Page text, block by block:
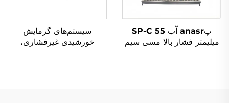
پanasr آب SP-C 55
میلیمتر فشار بالا مسی سیم
سیستم‌های گرمایش
خورشیدی غیرفشاری،